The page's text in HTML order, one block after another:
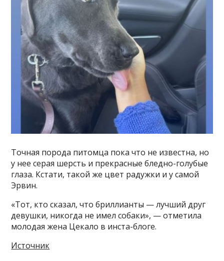
Точная порода питомца пока что не известна, но
у нее серая шерсть и прекрасные бледно-голубые
глаза. Кстати, такой же цвет радужки и у самой
Эрвин.
«Тот, кто сказал, что бриллианты — лучший друг
девушки, никогда не имел собаки», — отметила
молодая жена Цекало в инста-блоге.
Источник